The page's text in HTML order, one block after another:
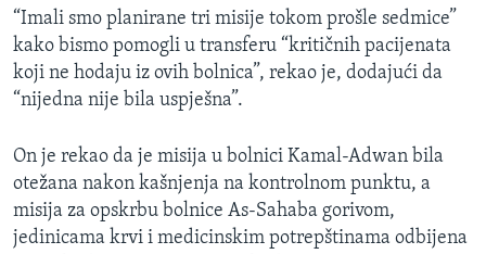
“Imali smo planirane tri misije tokom prošle sedmice”
kako bismo pomogli u transferu “kritičnih pacijenata
koji ne hodaju iz ovih bolnica”, rekao je, dodajući da
“nijedna nije bila uspješna”.
On je rekao da je misija u bolnici Kamal-Adwan bila
otežana nakon kašnjenja na kontrolnom punktu, a
misija za opskrbu bolnice As-Sahaba gorivom,
jedinicama krvi i medicinskim potrepštinama odbijena